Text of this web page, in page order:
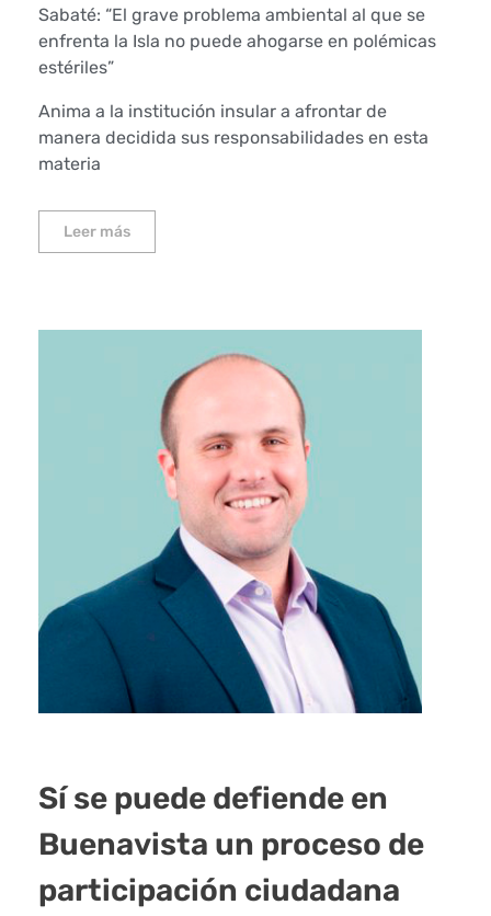
Sabaté: “El grave problema ambiental al que se
enfrenta la Isla no puede ahogarse en polémicas
estériles”
Anima a la institución insular a afrontar de
manera decidida sus responsabilidades en esta
materia
Leer más
Sí se puede defiende en
Buenavista un proceso de
participación ciudadana